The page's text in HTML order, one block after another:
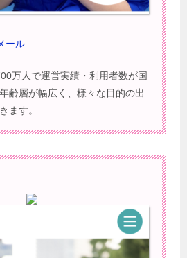
ール
万人で運営実績・利用者数が国
齢層が幅広く、様々な目的の出
ます。